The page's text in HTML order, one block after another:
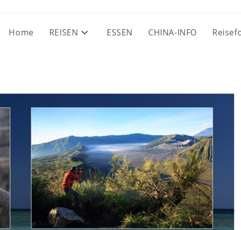
Home REISEN ESSEN CHINA-INFO